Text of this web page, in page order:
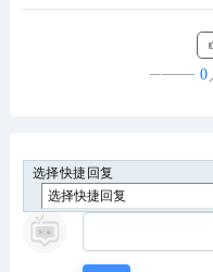
────0
选择快捷回复